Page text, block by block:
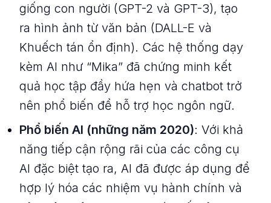
giống con người (GPT-2 và GPT-3), tạo
ra hình ảnh từ văn bản (DALL-E và
Khuếch tán ổn định). Các hệ thống dạy
kèm AI như “Mika” đã chứng minh kết
quả học tập đầy hứa hẹn và chatbot trở
nên phổ biến để hỗ trợ học ngôn ngữ.
Phổ biến AI (những năm 2020): Với khả
năng tiếp cận rộng rãi của các công cụ
AI đặc biệt tạo ra, AI đã được áp dụng để
hợp lý hóa các nhiệm vụ hành chính và